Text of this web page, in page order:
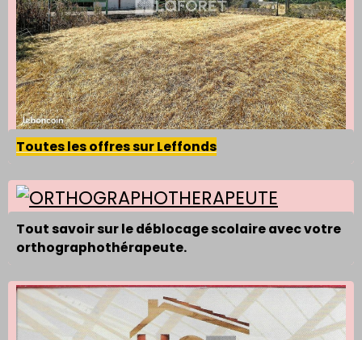
Toutes les offres sur Leffonds
Tout savoir sur le déblocage scolaire avec votre
orthographothérapeute.